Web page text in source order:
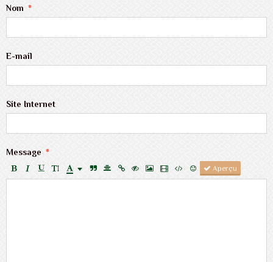
Nom
E-mail
Site Internet
Message
Aperçu